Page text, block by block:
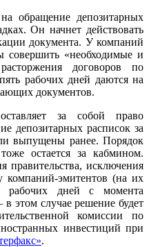
обращение депозитарных
Он начнет действовать
документа. У компаний
совершить «необходимые и
договоров по
рабочих дней даются на
документов.
за собой право
депозитарных расписок за
выпущены ранее. Порядок
остается за кабмином.
правительства, исключения
компаний-эмитентов (на их
рабочих дней с момента
этом случае решение будет
комиссии по
инвестиций при
.